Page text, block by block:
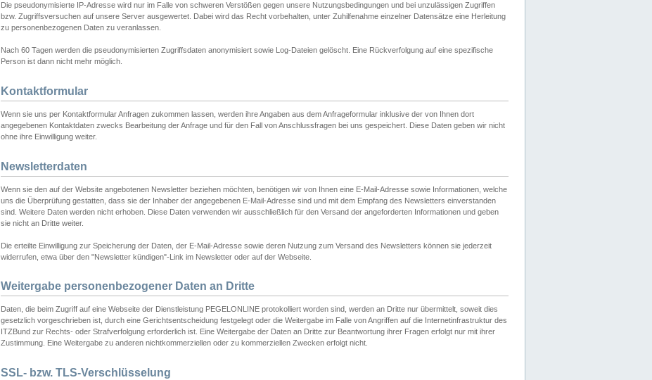
Die pseudonymisierte IP-Adresse wird nur im Falle von schweren Verstößen gegen unsere Nutzungsbedingungen und bei unzulässigen Zugriffen
bzw. Zugriffsversuchen auf unsere Server ausgewertet. Dabei wird das Recht vorbehalten, unter Zuhilfenahme einzelner Datensätze eine Herleitung
zu personenbezogenen Daten zu veranlassen.
Nach 60 Tagen werden die pseudonymisierten Zugriffsdaten anonymisiert sowie Log-Dateien gelöscht. Eine Rückverfolgung auf eine spezifische
Person ist dann nicht mehr möglich.
Kontaktformular
Wenn sie uns per Kontaktformular Anfragen zukommen lassen, werden ihre Angaben aus dem Anfrageformular inklusive der von Ihnen dort
angegebenen Kontaktdaten zwecks Bearbeitung der Anfrage und für den Fall von Anschlussfragen bei uns gespeichert. Diese Daten geben wir nicht
ohne ihre Einwilligung weiter.
Newsletterdaten
Wenn sie den auf der Website angebotenen Newsletter beziehen möchten, benötigen wir von Ihnen eine E-Mail-Adresse sowie Informationen, welche
uns die Überprüfung gestatten, dass sie der Inhaber der angegebenen E-Mail-Adresse sind und mit dem Empfang des Newsletters einverstanden
sind. Weitere Daten werden nicht erhoben. Diese Daten verwenden wir ausschließlich für den Versand der angeforderten Informationen und geben
sie nicht an Dritte weiter.
Die erteilte Einwilligung zur Speicherung der Daten, der E-Mail-Adresse sowie deren Nutzung zum Versand des Newsletters können sie jederzeit
widerrufen, etwa über den "Newsletter kündigen"-Link im Newsletter oder auf der Webseite.
Weitergabe personenbezogener Daten an Dritte
Daten, die beim Zugriff auf eine Webseite der Dienstleistung PEGELONLINE protokolliert worden sind, werden an Dritte nur übermittelt, soweit dies
gesetzlich vorgeschrieben ist, durch eine Gerichtsentscheidung festgelegt oder die Weitergabe im Falle von Angriffen auf die Internetinfrastruktur des
ITZBund zur Rechts- oder Strafverfolgung erforderlich ist. Eine Weitergabe der Daten an Dritte zur Beantwortung ihrer Fragen erfolgt nur mit ihrer
Zustimmung. Eine Weitergabe zu anderen nichtkommerziellen oder zu kommerziellen Zwecken erfolgt nicht.
SSL- bzw. TLS-Verschlüsselung